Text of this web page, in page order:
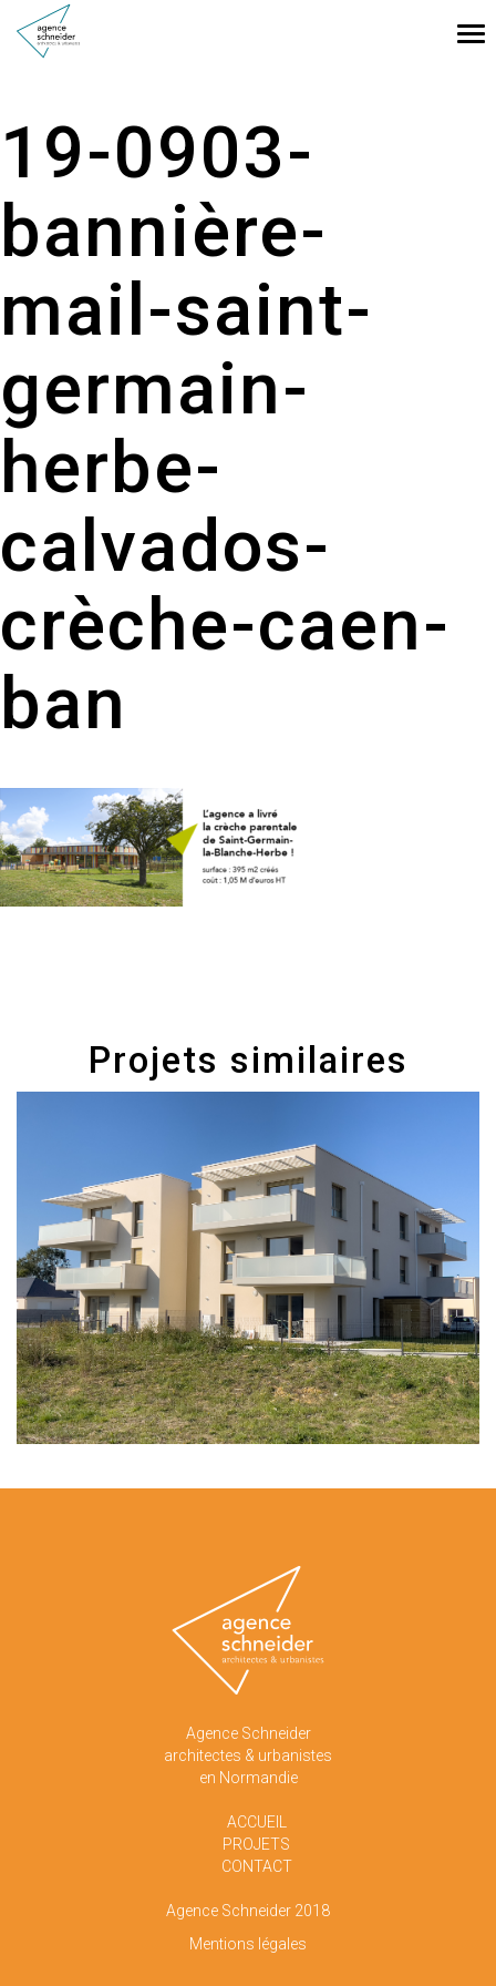
19-0903-
bannière-
mail-saint-
germain-
herbe-
calvados-
crèche-caen-
ban
Projets similaires
Agence Schneider
architectes & urbanistes
en Normandie
ACCUEIL
PROJETS
CONTACT
Agence Schneider 2018
Mentions légales